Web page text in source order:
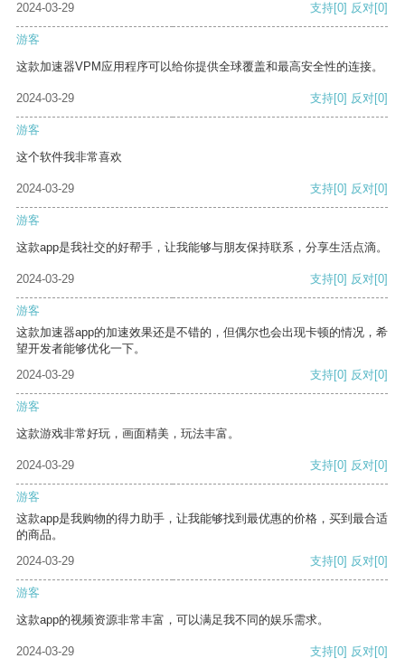
2024-03-29
支持[0] 反对[0]
游客
这款加速器VPM应用程序可以给你提供全球覆盖和最高安全性的连接。
2024-03-29 支持[0] 反对[0]
游客
这个软件我非常喜欢
2024-03-29 支持[0] 反对[0]
游客
这款app是我社交的好帮手，让我能够与朋友保持联系，分享生活点滴。
2024-03-29 支持[0] 反对[0]
游客
这款加速器app的加速效果还是不错的，但偶尔也会出现卡顿的情况，希
望开发者能够优化一下。
2024-03-29
支持[0] 反对[0]
游客
这款游戏非常好玩，画面精美，玩法丰富。
2024-03-29 支持[0] 反对[0]
游客
这款app是我购物的得力助手，让我能够找到最优惠的价格，买到最合适
的商品。
2024-03-29
支持[0] 反对[0]
游客
这款app的视频资源非常丰富，可以满足我不同的娱乐需求。
2024-03-29 支持[0] 反对[0]